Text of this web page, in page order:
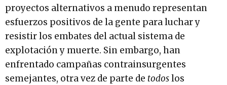
proyectos alternativos a menudo representan
esfuerzos positivos de la gente para luchar y
resistir los embates del actual sistema de
explotación y muerte. Sin embargo, han
enfrentado campañas contrainsurgentes
semejantes, otra vez de parte de todoslos